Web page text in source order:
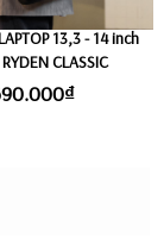
13,3 - 14 inch
CLASSIC